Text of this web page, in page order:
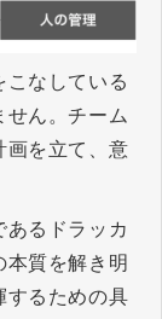
こなしている
せん。チーム
画を立て、意
あるドラッカ
本質を解き明
するための具